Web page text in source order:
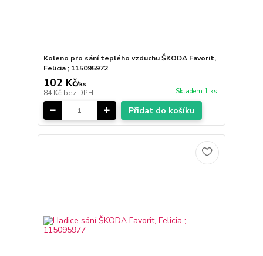
Koleno pro sání teplého vzduchu ŠKODA Favorit,
Felicia ; 115095972
102 Kč/ks
84 Kč bez DPH Skladem 1 ks
Přidat do košíku